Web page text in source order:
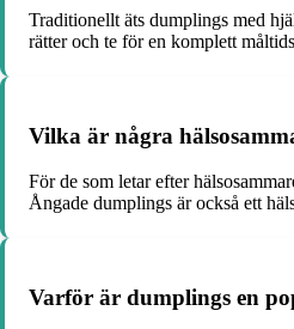
Traditionellt äts dumplings med
rätter och te för en komplett
Vilka är några
För de som letar efter
Ångade dumplings är också ett
Varför är dumplings en